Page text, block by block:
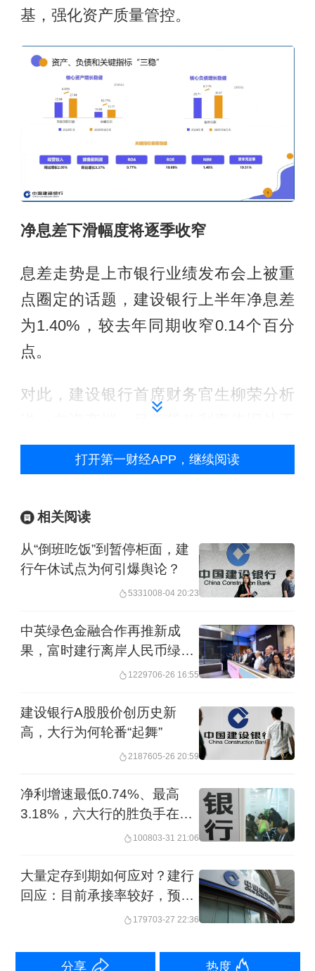
基，强化资产质量管控。
净息差下滑幅度将逐季收窄
息差走势是上市银行业绩发布会上被重
点圈定的话题，建设银行上半年净息差
为1.40%，较去年同期收窄0.14个百分
点。
对此，建设银行首席财务官生柳荣分析
低位区间，对整个银行业的资产端收益
率产生一定影响。“我们在资产端优化了
较高的贷款和债券投资的力度。”他说。
在负债端，生柳荣介绍，建设银行继续
强化管控，特别是控制期限比较长的、
付息率比较高的定期存款。中报显示，
上半年，存款年化平均成本率较去年同
期下降32个基点。 对于后续息差变化趋
报价利率）下调还是存款利率下调，都
存在滞后影响。由于贷款定价相对快于
力。“总体上，净息差下滑幅度会逐季收
窄，我们有信心通过主动管理，使息差
称。
9月1日起，个人消费贷款财政贴息政策
将正式实施。张毅说，贷款贴息政策发
打开第一财经APP，继续阅读
相关阅读
从“倒班吃饭”到暂停柜面，建
行午休试点为何引爆舆论？
5331008-04 20:23
中英绿色金融合作再推新成
果，富时建行离岸人民币绿色
债券指数下月发布 1229706-26 16:55
建设银行A股股价创历史新
高，大行为何轮番“起舞”
2187605-26 20:59
净利增速最低0.74%、最高
3.18%，六大行的胜负手在变
100803-31 21:06
大量定存到期如何应对？建行
回应：目前承接率较好，预计
资金继续流向基金等领域
179703-27 22:36
分享 热度